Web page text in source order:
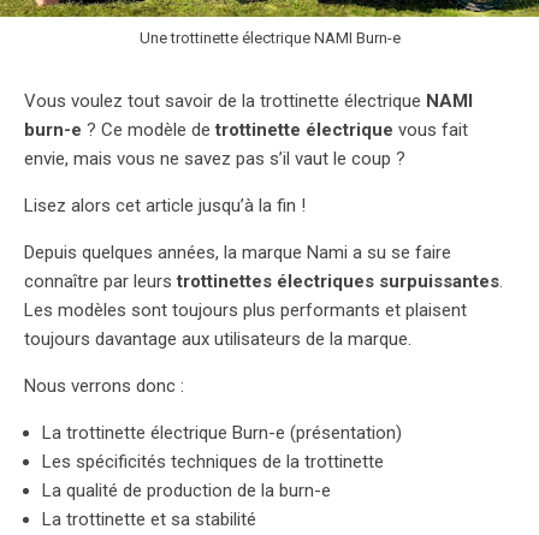
Une trottinette électrique NAMI Burn-e
Vous voulez tout savoir de la trottinette électrique NAMI
burn-e ? Ce modèle detrottinette électrique vous fait
envie, mais vous ne savez pas s’il vaut le coup ?
Lisez alors cet article jusqu’à la fin !
Depuis quelques années, la marque Nami a su se faire
connaître par leurs trottinettes électriques surpuissantes.
Les modèles sont toujours plus performants et plaisent
toujours davantage aux utilisateurs de la marque.
Nous verrons donc :
La trottinette électrique Burn-e (présentation)
Les spécificités techniques de la trottinette
La qualité de production de la burn-e
La trottinette et sa stabilité